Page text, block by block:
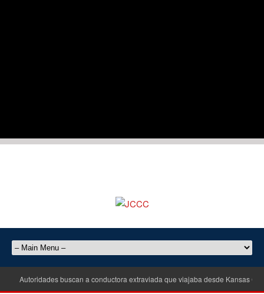
Autoridades buscan a conductora extraviada que viajaba desde Kansas City